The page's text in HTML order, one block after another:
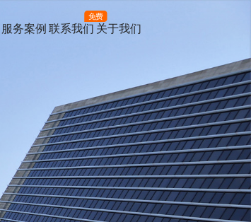
服务案例 联系我们
免费
关于我们